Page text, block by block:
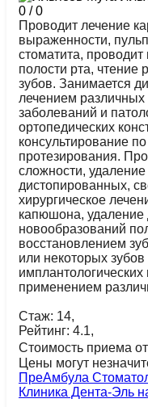
0 /0
Проводит лечение
выраженности,
стоматита,
полости рта, чтение
зубов. Занимается
лечением различных
заболеваний и
ортопедических
консультирование
протезирования.
сложности,
дистопированных,
хирургическое
капюшона, удаление
новообразований
восстановлением
или некоторых
применением
Стаж: 14,
Рейтинг: 4.1,
Стоимость приема
Цены могут
ПреАмбула
Клиника Дента-Эль